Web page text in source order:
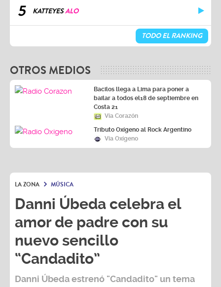
5 KATTEYESALO
TODO EL RANKING
OTROS MEDIOS
Bacilos llega a Lima para poner a
bailar a todos el18 de septiembre en
Costa 21
Vía Corazón
Tributo Oxígeno al Rock Argentino
Vía Oxígeno
LA ZONA MÚSICA
Danni Úbeda celebra el
amor de padre con su
nuevo sencillo
“Candadito”
Danni Úbedaestrenó "Candadito" un tema